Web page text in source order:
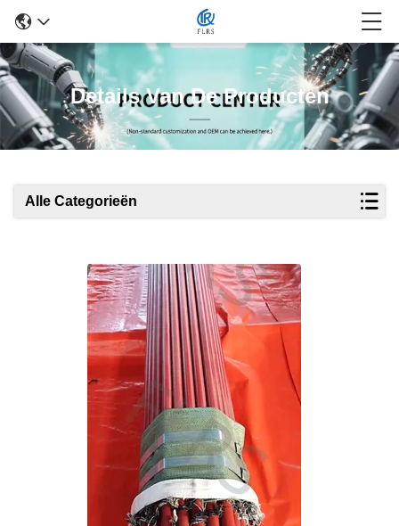
Details Van De Producten
Alle Categorieën